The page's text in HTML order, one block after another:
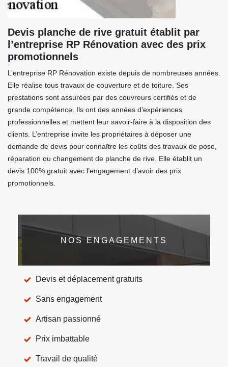
Devis planche de rive gratuit établit par
l’entreprise RP Rénovation avec des prix
promotionnels
L’entreprise RP Rénovation existe depuis de nombreuses années.
Elle réalise tous travaux de couverture et de toiture. Ses
prestations sont assurées par des couvreurs certifiés et de
grande compétence. Ils ont des années d’expériences
professionnelles et mettent leur savoir-faire à la disposition des
clients. L’entreprise invite les propriétaires à déposer une
demande de devis pour connaître les coûts des travaux de pose,
réparation ou changement de planche de rive. Elle établit un
devis 100% gratuit avec l’engagement d’avoir des prix
promotionnels.
NOS ENGAGEMENTS
Devis et déplacement gratuits
Sans engagement
Artisan passionné
Prix imbattable
Travail de qualité